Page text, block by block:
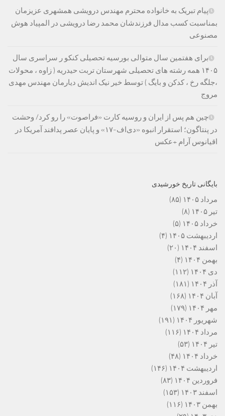
پیام تبریک به خانواده محترم مهندس درویشی همشهری عزیزمان
بمناسبت کسب مدال فرزندشان محمد رضا درویشی در المپیاد هوش
مصنوعی
برای هفتمین سال متوالی بورسیه تحصیلی کنکو ر سراسری سال
۱۴۰۵ همه رشته های تحصیلی شهرستان تربت حیدریه ( زاوه ، محولات
،جلگه رخ ، کدکن و بایگ ) توسط خیر نیک اندیش دیارمان مهندس مهدی
مروج
چین هم پس از ایران و روسیه کارت «فراصوت» را رو کرد/ وحشت
در پنتاگون؛ استقرار انبوه «دی‌اف‑۱۷» و پایان عصر پدافند آمریکا در
اقیانوس آرام +عکس
بایگانی تاریخ خورشیدی
مرداد ۱۴۰۵
(۸۵)
تیر ۱۴۰۵
(۸)
خرداد ۱۴۰۵
(۵)
اردیبهشت ۱۴۰۵
(۴)
اسفند ۱۴۰۴
(۲۰)
بهمن ۱۴۰۴
(۴)
دی ۱۴۰۴
(۱۱۲)
آذر ۱۴۰۴
(۱۸۱)
آبان ۱۴۰۴
(۱۶۸)
مهر ۱۴۰۴
(۱۷۹)
شهریور ۱۴۰۴
(۱۹۱)
مرداد ۱۴۰۴
(۱۱۶)
تیر ۱۴۰۴
(۵۳)
خرداد ۱۴۰۴
(۴۸)
اردیبهشت ۱۴۰۴
(۱۴۶)
فروردین ۱۴۰۴
(۸۳)
اسفند ۱۴۰۳
(۱۵۳)
بهمن ۱۴۰۳
(۱۱۶)